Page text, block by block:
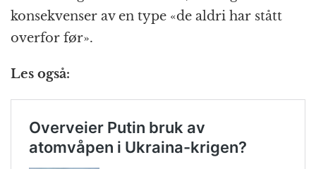
konsekvenser av en type «de aldri har stått
overfor før».
Les også: